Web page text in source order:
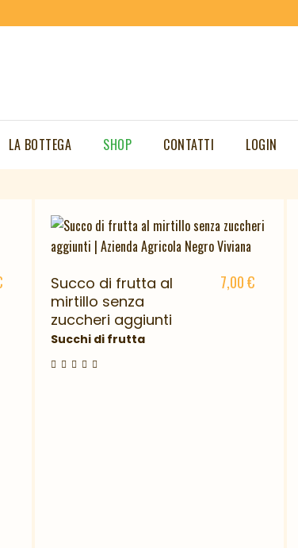
LA BOTTEGA SHOP CONTATTI LOGIN
prodottiricchi disostanze nutritive
Succo di frutta al
mirtillo senza
zuccheri aggiunti
Succhi di frutta
7,00€